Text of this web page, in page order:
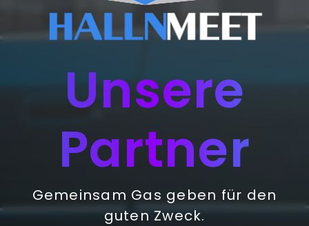
Unsere
Partner
Gemeinsam Gas geben für den
guten Zweck.